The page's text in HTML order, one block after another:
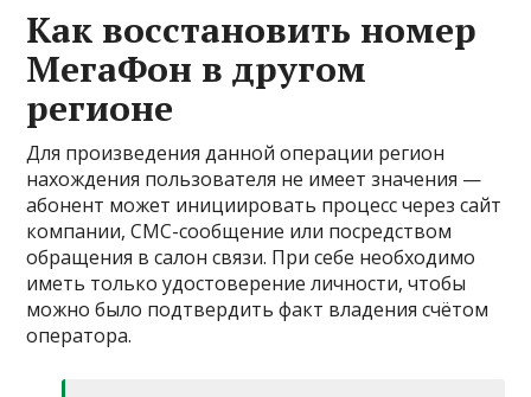
Как восстановить номер
МегаФон в другом
регионе
Для произведения данной операции регион
нахождения пользователя не имеет значения —
абонент может инициировать процесс через сайт
компании, СМС-сообщение или посредством
обращения в салон связи. При себе необходимо
иметь только удостоверение личности, чтобы
можно было подтвердить факт владения счётом
оператора.